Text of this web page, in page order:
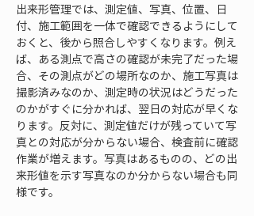
出来形管理では、測定値、写真、位置、日
付、施工範囲を一体で確認できるようにして
おくと、後から照合しやすくなります。例え
ば、ある測点で高さの確認が未完了だった場
合、その測点がどの場所なのか、施工写真は
撮影済みなのか、測定時の状況はどうだった
のかがすぐに分かれば、翌日の対応が早くな
ります。反対に、測定値だけが残っていて写
真との対応が分からない場合、検査前に確認
作業が増えます。写真はあるものの、どの出
来形値を示す写真なのか分からない場合も同
様です。